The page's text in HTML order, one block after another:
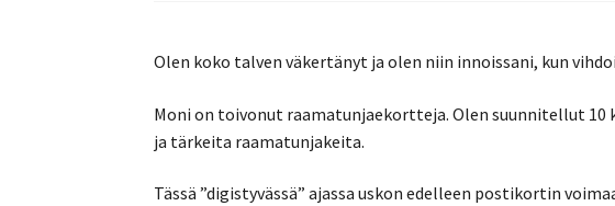
Olen koko talven väkertänyt ja olen niin innoissani, kun
Moni on toivonut raamatunjaekortteja. Olen suunnitellut
ja tärkeita raamatunjakeita.
Tässä ”digistyvässä” ajassa uskon edelleen postikortin